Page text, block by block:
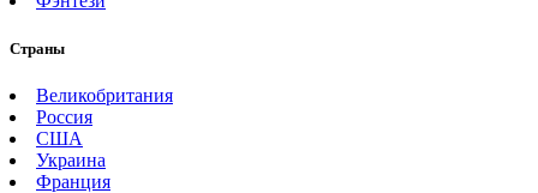
Страны
Великобритания
Россия
США
Украина
Франция